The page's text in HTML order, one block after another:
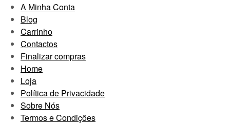
A Minha Conta
Blog
Carrinho
Contactos
Finalizar compras
Home
Loja
Política de Privacidade
Sobre Nós
Termos e Condições